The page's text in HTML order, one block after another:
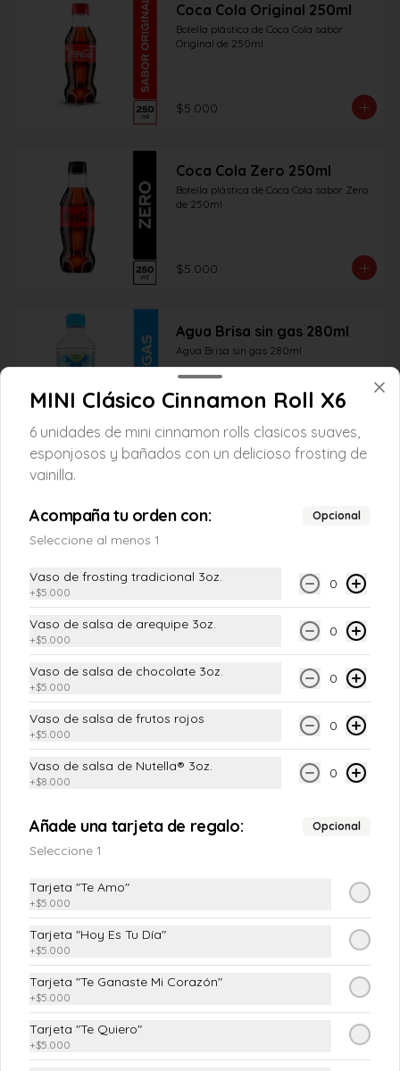
Coca Cola Original 250ml
Botella plástica de Coca Cola sabor
Original de 250ml
$5.000
Coca Cola Zero 250ml
Botella plástica de Coca Cola sabor Zero
de 250ml
$5.000
Agua Brisa sin gas 280ml
Agua Brisa sin gas 280ml
$5.000
6 tipos de tarjetas de regalo, ideales para
Conócenos
Nosotros
Domicilios
Tienda
Eventos
Términos y condiciones
MINI Clásico Cinnamon Roll X6
6 unidades de mini cinnamon rolls clasicos suaves,
esponjosos y bañados con un delicioso frosting de
vainilla.
Acompaña tu orden con: Opcional
Seleccione al menos 1
Vaso de frosting tradicional 3oz.
+$5.000
0
Vaso de salsa de arequipe 3oz.
+$5.000
0
Vaso de salsa de chocolate 3oz.
+$5.000
0
Vaso de salsa de frutos rojos
+$5.000
0
Vaso de salsa de Nutella® 3oz.
+$8.000
0
Añade una tarjeta de regalo: Opcional
Seleccione 1
Tarjeta "Te Amo"
+$5.000
Tarjeta "Hoy Es Tu Día"
+$5.000
Tarjeta "Te Ganaste Mi Corazón"
+$5.000
Tarjeta "Te Quiero"
+$5.000